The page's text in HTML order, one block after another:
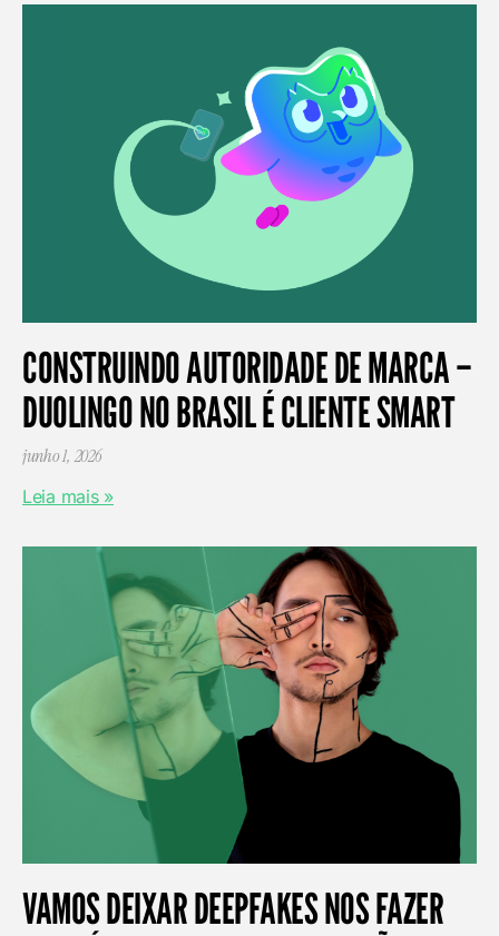
CONSTRUINDO AUTORIDADE DE MARCA –
DUOLINGO NO BRASIL É CLIENTE SMART
junho 1, 2026
Leia mais »
VAMOS DEIXAR DEEPFAKES NOS FAZER